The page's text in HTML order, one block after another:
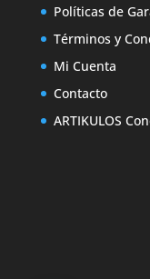
Políticas de
Términos y
Mi Cuenta
Contacto
ARTIKULOS